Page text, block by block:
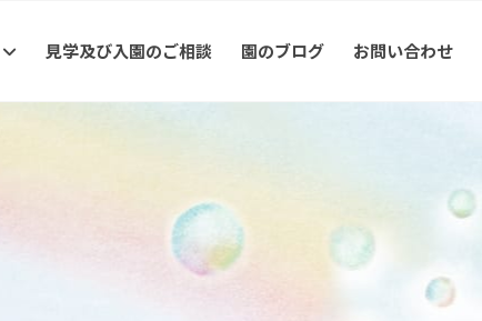
見学及び入園のご相談 園のブログ お問い合わせ